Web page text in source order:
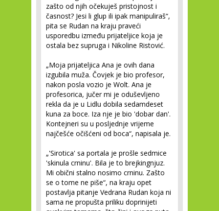
zašto od njih očekuješ pristojnost i
časnost? Jesi li glup ili ipak manipuliraš“,
pita se Rudan na kraju praveći
usporedbu između prijateljice koja je
ostala bez supruga i Nikoline Ristović.
„Moja prijateljica Ana je ovih dana
izgubila muža. Čovjek je bio profesor,
nakon posla vozio je Wolt. Ana je
profesorica, jučer mi je oduševljeno
rekla da je u Lidlu dobila sedamdeset
kuna za boce. Iza nje je bio 'dobar dan'.
Kontejneri su u posljednje vrijeme
najčešće očišćeni od boca“, napisala je.
„'Sirotica' sa portala je prošle sedmice
'skinula crninu'. Bila je to brejkingnjuz.
Mi obični stalno nosimo crninu. Zašto
se o tome ne piše“, na kraju opet
postavlja pitanje Vedrana Rudan koja ni
sama ne propušta priliku doprinijeti